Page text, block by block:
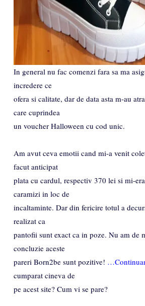
In general nu fac comenzi fara sa ma
incredere ce
ofera si calitate, dar de data asta m-au
care cuprindea
un voucher Halloween cu cod unic.
Am avut ceva emotii cand mi-a venit
facut anticipat
plata cu cardul, respectiv 370 lei si mi-
caramizi in loc de
incaltaminte. Dar din fericire totul a
realizat ca
pantofii sunt exact ca in poze. Nu am de
concluzie aceste
pareri Born2be sunt pozitive!
cumparat cineva de
pe acest site? Cum vi se pare?